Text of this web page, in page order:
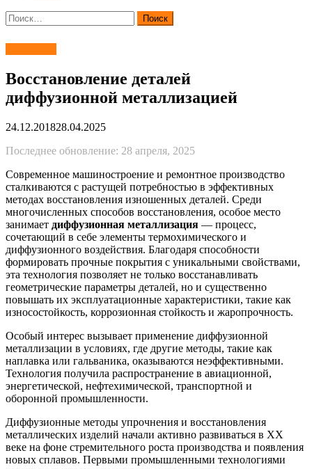
Найти:
Восстановление деталей
диффузионной металлизацией
24.12.201828.04.2025
Последнее обновление: 28 апреля, 2025
Современное машиностроение и ремонтное производство
сталкиваются с растущей потребностью в эффективных
методах восстановления изношенных деталей. Среди
многочисленных способов восстановления, особое место
занимает диффузионная металлизация — процесс,
сочетающий в себе элементы термохимического и
диффузионного воздействия. Благодаря способности
формировать прочные покрытия с уникальными свойствами,
эта технология позволяет не только восстанавливать
геометрические параметры деталей, но и существенно
повышать их эксплуатационные характеристики, такие как
износостойкость, коррозионная стойкость и жаропрочность.
Особый интерес вызывает применение диффузионной
металлизации в условиях, где другие методы, такие как
наплавка или гальваника, оказываются неэффективными.
Технология получила распространение в авиационной,
энергетической, нефтехимической, транспортной и
оборонной промышленности.
Диффузионные методы упрочнения и восстановления
металлических изделий начали активно развиваться в XX
веке на фоне стремительного роста производства и появления
новых сплавов. Первыми промышленными технологиями